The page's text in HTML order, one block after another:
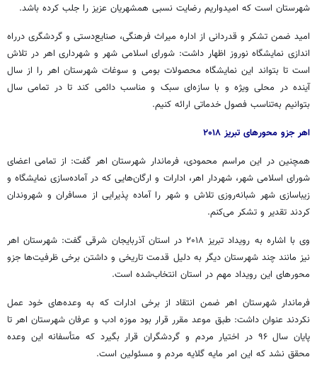
شهرستان است که امیدواریم رضایت نسبی همشهریان عزیز را جلب کرده باشد.
امید ضمن تشکر و قدردانی از اداره میراث فرهنگی، صنایع‌دستی و گردشگری درراه
اندازی نمایشگاه نوروز اظهار داشت: شورای اسلامی شهر و شهرداری اهر در تلاش
است تا بتواند این نمایشگاه محصولات بومی و سوغات شهرستان اهر را از سال
آینده در محلی ویژه و با سازه‌ای سبک و مناسب دائمی کند تا در تمامی سال
بتوانیم به‌تناسب فصول خدماتی ارائه کنیم.
اهر جزو محورهای تبریز ۲۰۱۸
همچنین در این مراسم محمودی، فرماندار شهرستان اهر گفت: از تمامی اعضای
شورای اسلامی شهر، شهردار اهر، ادارات و ارگان‌هایی که در آماده‌سازی نمایشگاه و
زیباسازی شهر شبانه‌روزی تلاش و شهر را آماده پذیرایی از مسافران و شهروندان
کردند تقدیر و تشکر می‌کنم.
وی با اشاره به رویداد تبریز ۲۰۱۸ در استان آذربایجان شرقی گفت: شهرستان اهر
نیز مانند چند شهرستان دیگر به دلیل قدمت تاریخی و داشتن برخی ظرفیت‌ها جزو
محورهای این رویداد مهم در استان انتخاب‌شده است.
فرماندار شهرستان اهر ضمن انتقاد از برخی ادارات که به وعده‌های خود عمل
نکردند عنوان داشت: طبق موعد مقرر قرار بود موزه ادب و عرفان شهرستان اهر تا
پایان سال ۹۶ در اختیار مردم و گردشگران قرار بگیرد که متأسفانه این وعده
محقق نشد که این امر مایه گلایه مردم و مسئولین است.